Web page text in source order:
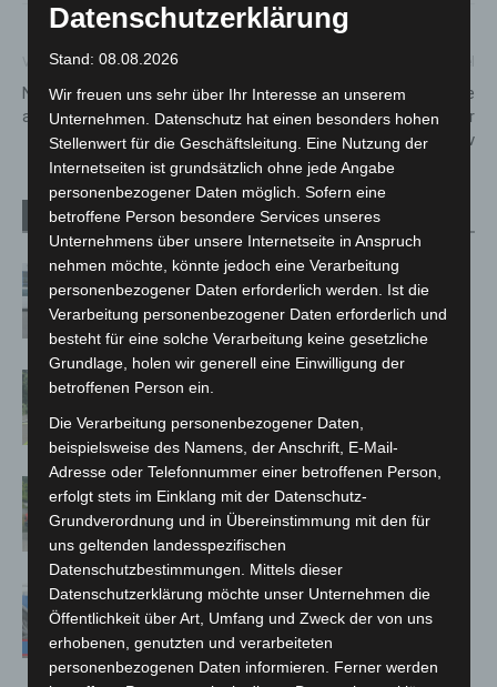
Vorheriger Artikel
Notruf 112: Qualifizierte Hilfe
am anderen Ende der Leitung
Langenhagen: Angetrunkene
PKW-Fahrerin wird gegenüber
der Polizei aggressiv
Verwandte Artikel Mehr vom Autor
Niedersachsen: Feuerwehrkräfte
kehren nach Waldbrandeinsatz aus
Spanien zurück
Brand im „Haus der Begegnung“ in
Region Hannover: 21 neue
Notfallsanitäter starten beim Roten
Kreuz
Mann läuft mit Hockeyschläger über
A7 – Polizei sucht Zeugen
Datenschutzerklärung
Stand: 08.08.2026
Wir freuen uns sehr über Ihr Interesse an unserem
Unternehmen. Datenschutz hat einen besonders hohen
Stellenwert für die Geschäftsleitung. Eine Nutzung der
Internetseiten ist grundsätzlich ohne jede Angabe
personenbezogener Daten möglich. Sofern eine
betroffene Person besondere Services unseres
Unternehmens über unsere Internetseite in Anspruch
nehmen möchte, könnte jedoch eine Verarbeitung
personenbezogener Daten erforderlich werden. Ist die
Verarbeitung personenbezogener Daten erforderlich und
besteht für eine solche Verarbeitung keine gesetzliche
Grundlage, holen wir generell eine Einwilligung der
betroffenen Person ein.
Die Verarbeitung personenbezogener Daten,
beispielsweise des Namens, der Anschrift, E-Mail-
Adresse oder Telefonnummer einer betroffenen Person,
erfolgt stets im Einklang mit der Datenschutz-
Grundverordnung und in Übereinstimmung mit den für
uns geltenden landesspezifischen
Datenschutzbestimmungen. Mittels dieser
Datenschutzerklärung möchte unser Unternehmen die
Öffentlichkeit über Art, Umfang und Zweck der von uns
erhobenen, genutzten und verarbeiteten
personenbezogenen Daten informieren. Ferner werden